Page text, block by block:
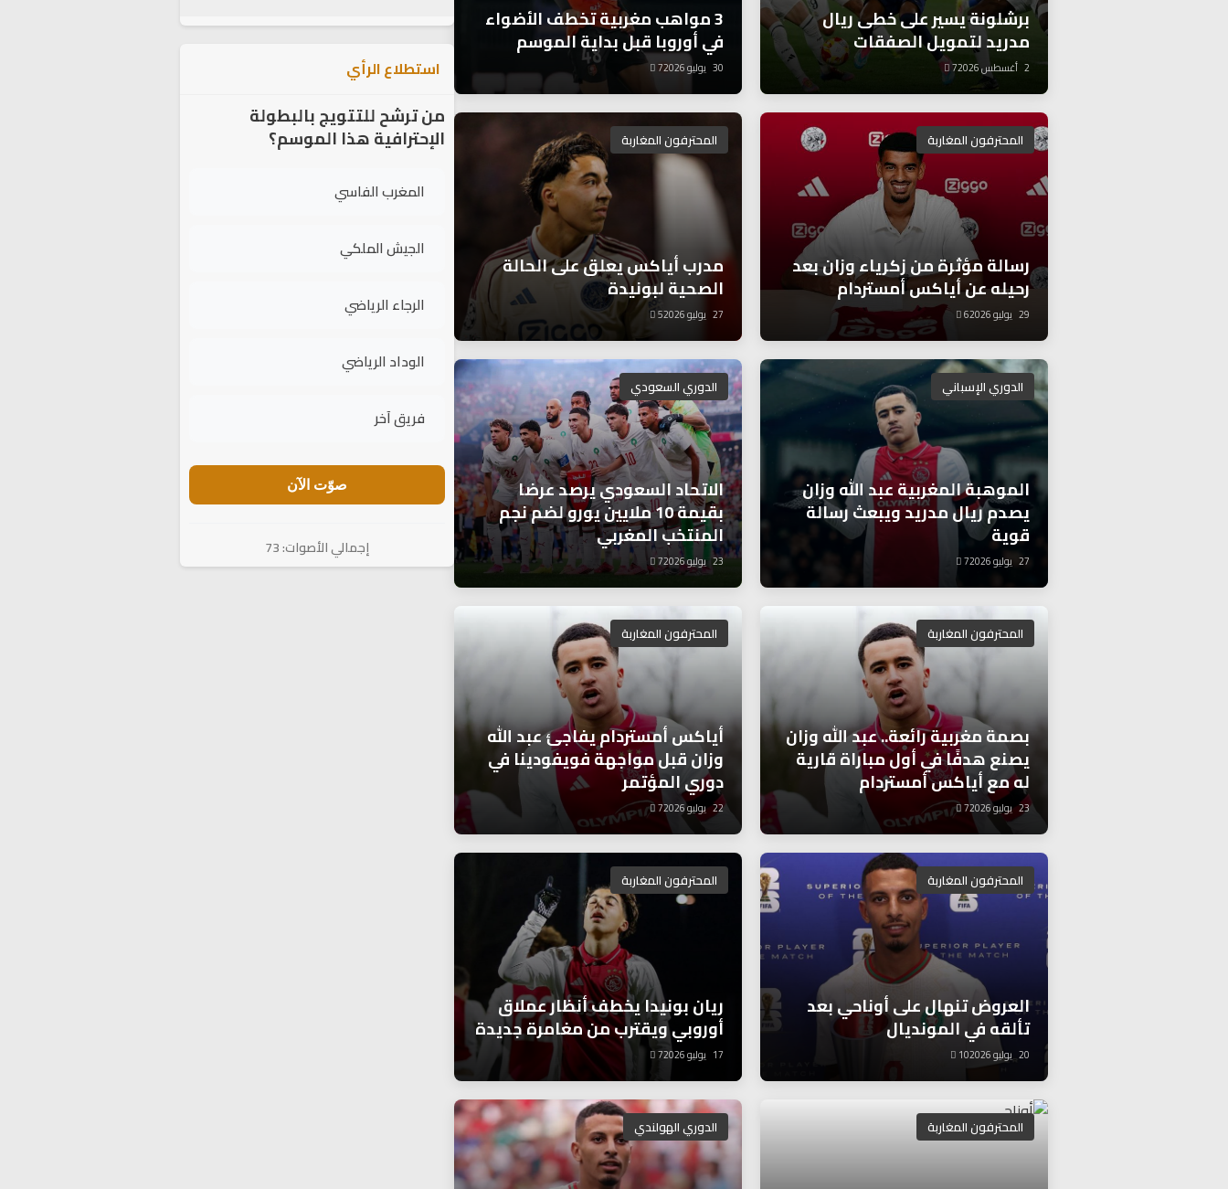
برشلونة يسير على خطى ريال
مدريد لتمويل الصفقات
2 أغسطس 2026 7
3 مواهب مغربية تخطف الأضواء
في أوروبا قبل بداية الموسم
30 يوليو 2026 7
المحترفون المغاربة
رسالة مؤثرة من زكرياء وزان بعد
رحيله عن أياكس أمستردام
29 يوليو 2026 6
المحترفون المغاربة
مدرب أياكس يعلق على الحالة
الصحية لبونيدة
27 يوليو 2026 5
الدوري الإسباني
الموهبة المغربية عبد الله وزان
يصدم ريال مدريد ويبعث رسالة
قوية
27 يوليو 2026 7
الدوري السعودي
الاتحاد السعودي يرصد عرضا
بقيمة 10 ملايين يورو لضم نجم
المنتخب المغربي
23 يوليو 2026 7
المحترفون المغاربة
بصمة مغربية رائعة.. عبد الله وزان
يصنع هدفًا في أول مباراة قارية
له مع أياكس أمستردام
23 يوليو 2026 7
المحترفون المغاربة
أياكس أمستردام يفاجئ عبد الله
وزان قبل مواجهة فويفودينا في
دوري المؤتمر
22 يوليو 2026 7
المحترفون المغاربة
العروض تنهال على أوناحي بعد
تألقه في المونديال
20 يوليو 2026 10
المحترفون المغاربة
ريان بونيدا يخطف أنظار عملاق
أوروبي ويقترب من مغامرة جديدة
17 يوليو 2026 7
المحترفون المغاربة الدوري الهولندي
استطلاع الرأي
من ترشح للتتويج بالبطولة
الإحترافية هذا الموسم؟
المغرب الفاسي
الجيش الملكي
الرجاء الرياضي
الوداد الرياضي
فريق آخر
صوّت الآن
إجمالي الأصوات: 73